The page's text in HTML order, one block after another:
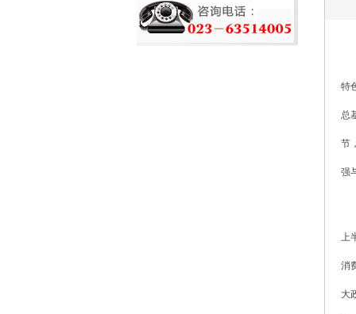
特
总
节
强
上
消
大